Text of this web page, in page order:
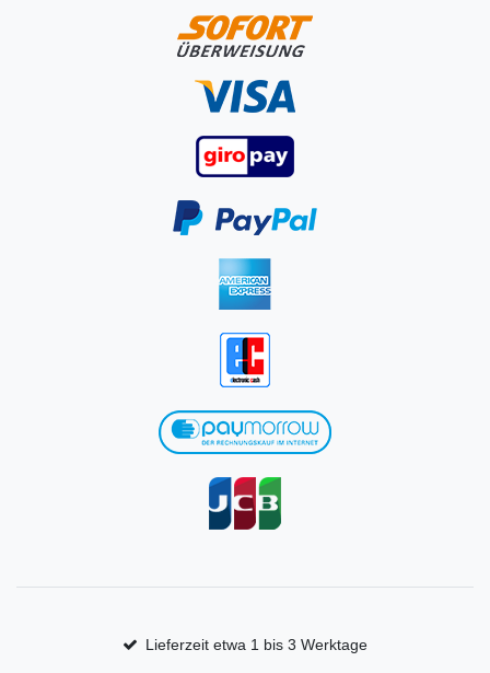
Lieferzeit etwa 1 bis 3 Werktage